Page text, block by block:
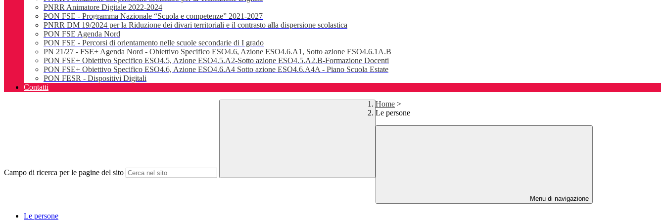
PNRR Animatore Digitale 2022-2024
PON FSE - Programma Nazionale “Scuola e competenze” 2021-2027
PNRR DM 19/2024 per la Riduzione dei divari territoriali e il contrasto alla dispersione scolastica
PON FSE Agenda Nord
PON FSE - Percorsi di orientamento nelle scuole secondarie di I grado
PN 21/27 - FSE+ Agenda Nord - Obiettivo Specifico ESO4.6, Azione ESO4.6.A1, Sotto azione ESO4.6.1A.B
PON FSE+ Obiettivo Specifico ESO4.5, Azione ESO4.5.A2-Sotto azione ESO4.5.A2.B-Formazione Docenti
PON FSE+ Obiettivo Specifico ESO4.6, Azione ESO4.6.A4 Sotto azione ESO4.6.A4A - Piano Scuola Estate
PON FESR - Dispositivi Digitali
Contatti
Campo di ricerca per le pagine del sito
Home >
Le persone
Menu di navigazione
Le persone